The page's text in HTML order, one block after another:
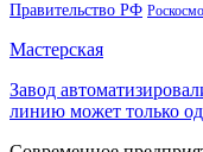
Правительство РФ
Мастерская
Завод
линию может только